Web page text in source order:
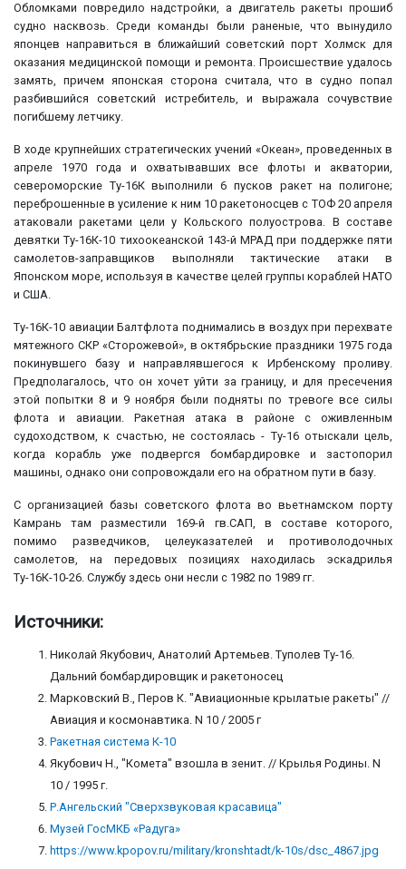
Обломками повредило надстройки, а двигатель ракеты прошиб
судно насквозь. Среди команды были раненые, что вынудило
японцев направиться в ближайший советский порт Холмск для
оказания медицинской помощи и ремонта. Происшествие удалось
замять, причем японская сторона считала, что в судно попал
разбившийся советский истребитель, и выражала сочувствие
погибшему летчику.
В ходе крупнейших стратегических учений «Океан», проведенных в
апреле 1970 года и охватывавших все флоты и акватории,
североморские Ту-16К выполнили 6 пусков ракет на полигоне;
переброшенные в усиление к ним 10 ракетоносцев с ТОФ 20 апреля
атаковали ракетами цели у Кольского полуострова. В составе
девятки Ту-16К-10 тихоокеанской 143-й МРАД при поддержке пяти
самолетов-заправщиков выполняли тактические атаки в
Японском море, используя в качестве целей группы кораблей НАТО
и США.
Ту-16К-10 авиации Балтфлота поднимались в воздух при перехвате
мятежного СКР «Сторожевой», в октябрьские праздники 1975 года
покинувшего базу и направлявшегося к Ирбенскому проливу.
Предполагалось, что он хочет уйти за границу, и для пресечения
этой попытки 8 и 9 ноября были подняты по тревоге все силы
флота и авиации. Ракетная атака в районе с оживленным
судоходством, к счастью, не состоялась - Ту-16 отыскали цель,
когда корабль уже подвергся бомбардировке и застопорил
машины, однако они сопровождали его на обратном пути в базу.
С организацией базы советского флота во вьетнамском порту
Камрань там разместили 169-й гв.САП, в составе которого,
помимо разведчиков, целеуказателей и противолодочных
самолетов, на передовых позициях находилась эскадрилья
Ту-16К-10-26. Службу здесь они несли с 1982 по 1989 гг.
Источники:
Николай Якубович, Анатолий Артемьев. Туполев Ту-16.
Дальний бомбардировщик и ракетоносец
Марковский В., Перов К. "Авиационные крылатые ракеты" //
Авиация и космонавтика. N 10 / 2005 г
Ракетная система К-10
Якубович Н., "Комета" взошла в зенит. // Крылья Родины. N
10 / 1995 г.
Р.Ангельский "Сверхзвуковая красавица"
Музей ГосМКБ «Радуга»
https://www.kpopov.ru/military/kronshtadt/k-10s/dsc_4867.jpg